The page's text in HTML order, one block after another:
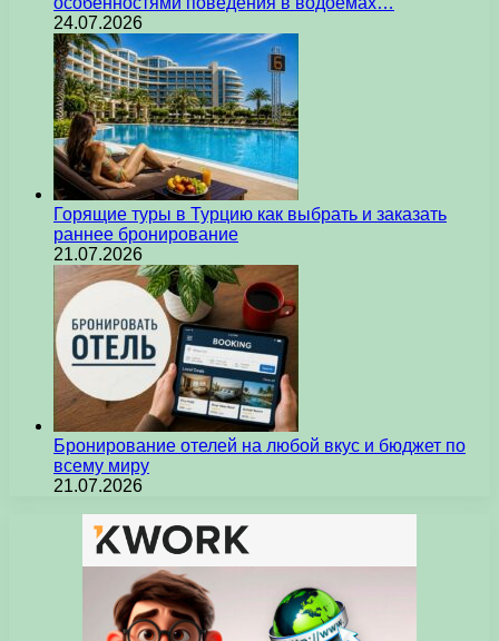
24.07.2026
Горящие туры в Турцию как выбрать и заказать
раннее бронирование
21.07.2026
Бронирование отелей на любой вкус и бюджет по
всему миру
21.07.2026